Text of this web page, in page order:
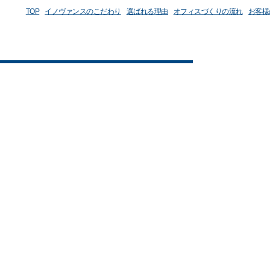
TOP イノヴァンスのこだわり 選ばれる理由 オフィスづくりの流れ お客